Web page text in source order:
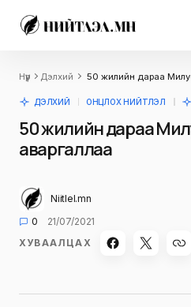
Нүүр Дэлхий 50 жилийн дараа
ДЭЛХИЙ ОНЦЛОХ НИЙТЛЭЛ
50 жилийн дараа
аваргаллаа
Niitlel.mn
0
21/07/2021
ХУВААЛЦАХ